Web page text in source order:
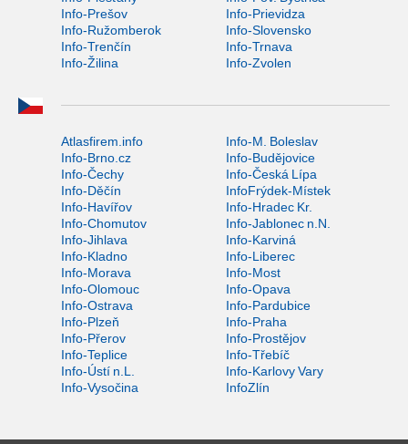
Info-Prešov
Info-Prievidza
Info-Ružomberok
Info-Slovensko
Info-Trenčín
Info-Trnava
Info-Žilina
Info-Zvolen
Atlasfirem.info
Info-M. Boleslav
Info-Brno.cz
Info-Budějovice
Info-Čechy
Info-Česká Lípa
Info-Děčín
InfoFrýdek-Místek
Info-Havířov
Info-Hradec Kr.
Info-Chomutov
Info-Jablonec n.N.
Info-Jihlava
Info-Karviná
Info-Kladno
Info-Liberec
Info-Morava
Info-Most
Info-Olomouc
Info-Opava
Info-Ostrava
Info-Pardubice
Info-Plzeň
Info-Praha
Info-Přerov
Info-Prostějov
Info-Teplice
Info-Třebíč
Info-Ústí n.L.
Info-Karlovy Vary
Info-Vysočina
InfoZlín